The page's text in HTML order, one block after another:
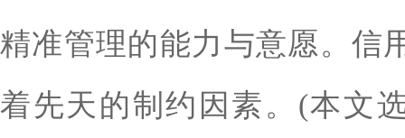
精准管理的能力与意愿。信
着先天的制约因素。(本文